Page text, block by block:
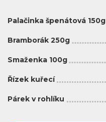
Palačinka špenátová 150g
Bramborák 250g
Smaženka 100g
Řízek kuřecí
Párek v rohlíku